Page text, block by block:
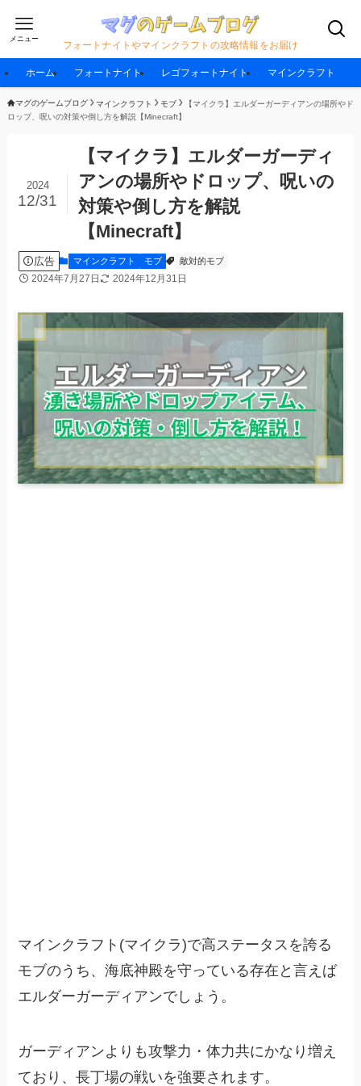
フォートナイトやマインクラフトの攻略情報をお届け
メニュー
ホーム フォートナイト レゴフォートナイト マインクラフト
マグのゲームブログ マインクラフト モブ
【マイクラ】エルダーガーディアンの場所やド
ロップ、呪いの対策や倒し方を解説【Minecraft】
【マイクラ】エルダーガーディ
アンの場所やドロップ、呪いの
対策や倒し方を解説
【Minecraft】
2024
12/31
広告 マインクラフト モブ 敵対的モブ
2024年7月27日 2024年12月31日
マインクラフト(マイクラ)で高ステータスを誇る
モブのうち、海底神殿を守っている存在と言えば
エルダーガーディアンでしょう。
ガーディアンよりも攻撃力・体力共にかなり増え
ており、長丁場の戦いを強要されます。